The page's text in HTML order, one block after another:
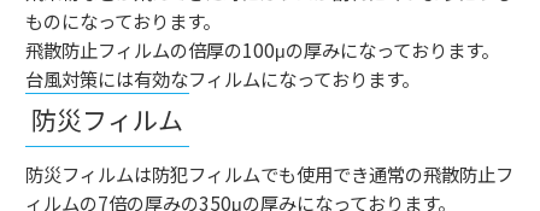
ものになっております。
飛散防止フィルムの倍厚の100μの厚みになっております。
台風対策には有効なフィルムになっております。
防災フィルム
防災フィルムは防犯フィルムでも使用でき通常の飛散防止フ
ィルムの7倍の厚みの350μの厚みになっております。